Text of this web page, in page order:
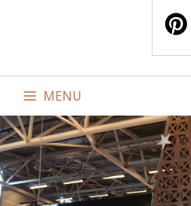
MENU